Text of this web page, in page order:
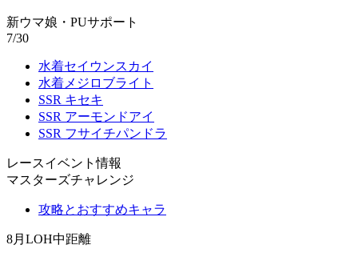
新ウマ娘・PUサポート
7/30
水着セイウンスカイ
水着メジロブライト
SSR キセキ
SSR アーモンドアイ
SSR フサイチパンドラ
レースイベント情報
マスターズチャレンジ
攻略とおすすめキャラ
8月LOH中距離